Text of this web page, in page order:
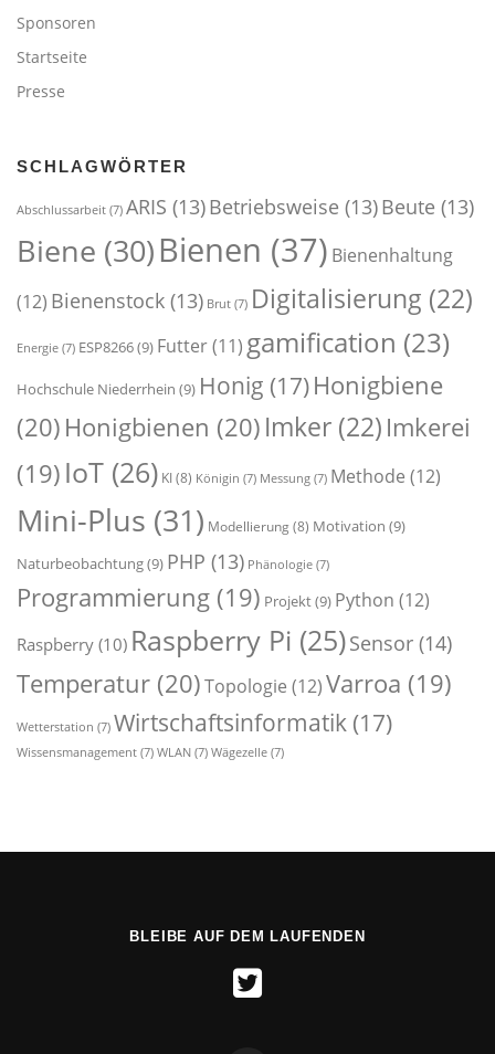
Sponsoren
Startseite
Presse
SCHLAGWÖRTER
Abschlussarbeit (7) ARIS (13)Betriebsweise (13)Beute (13)
Biene (30)Bienen (37) Bienenhaltung
(12) Bienenstock (13) Brut (7) Digitalisierung (22)
Energie (7) ESP8266(9) Futter(11) gamification (23)
Hochschule Niederrhein (9) Honig (17)Honigbiene
(20)Honigbienen (20)Imker (22) Imkerei
(19) IoT (26) KI(8) Königin (7) Messung (7) Methode (12)
Mini-Plus (31) Modellierung(8) Motivation (9)
Naturbeobachtung(9) PHP (13) Phänologie (7)
Programmierung (19) Projekt(9) Python (12)
Raspberry (10) Raspberry Pi (25)Sensor (14)
Temperatur (20)Topologie (12)Varroa (19)
Wetterstation (7) Wirtschaftsinformatik (17)
Wissensmanagement (7) WLAN (7) Wägezelle (7)
BLEIBE AUF DEM LAUFENDEN